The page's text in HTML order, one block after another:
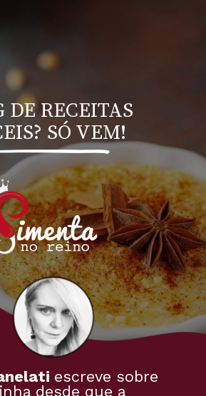
DE RECEITAS
SÓ VEM!
escreve sobre
desde que a